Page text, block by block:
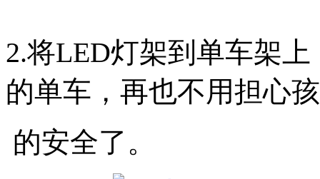
2.将LED灯架到单车架
的单车，再也不用担心
的安全了。